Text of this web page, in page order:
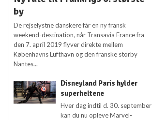
by
De rejselystne danskere får en ny fransk
weekend-destination, når Transavia France fra
den 7. april 2019 flyver direkte mellem
Københavns Lufthavn og den franske storby
Nantes...
Disneyland Paris hylder
superheltene
Hver dag indtil d. 30. september
kan du nu opleve Marvel-